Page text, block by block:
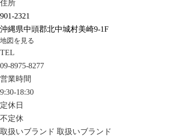
住所
901-2321
沖縄県中頭郡北中城村美崎9-1F
地図を見る
TEL
09-8975-8277
営業時間
9:30-18:30
定休日
不定休
取扱いブランド 取扱いブランド